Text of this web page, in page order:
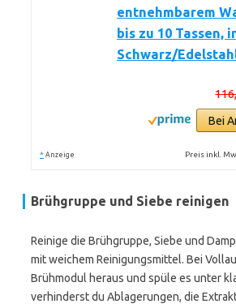
entnehmbarem
bis zu 10 Tassen,
Schwarz/
Bei
* Anzeige Preis inkl.
Brühgruppe und Siebe reinigen
Reinige die Brühgruppe, Siebe und
mit weichem Reinigungsmittel. Bei
Brühmodul heraus und spüle es unter
verhinderst du Ablagerungen, die